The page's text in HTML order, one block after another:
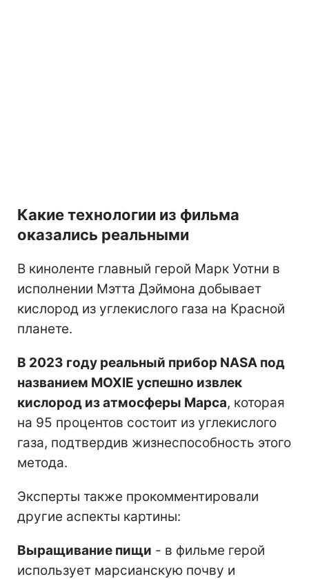
Какие технологии из фильма
оказались реальными
В киноленте главный герой Марк Уотни в
исполнении Мэтта Дэймона добывает
кислород из углекислого газа на Красной
планете.
В 2023 году реальный прибор NASA под
названием MOXIE успешно извлек
кислород из атмосферы Марса, которая
на 95 процентов состоит из углекислого
газа, подтвердив жизнеспособность этого
метода.
Эксперты также прокомментировали
другие аспекты картины:
Выращивание пищи - в фильме герой
использует марсианскую почву и